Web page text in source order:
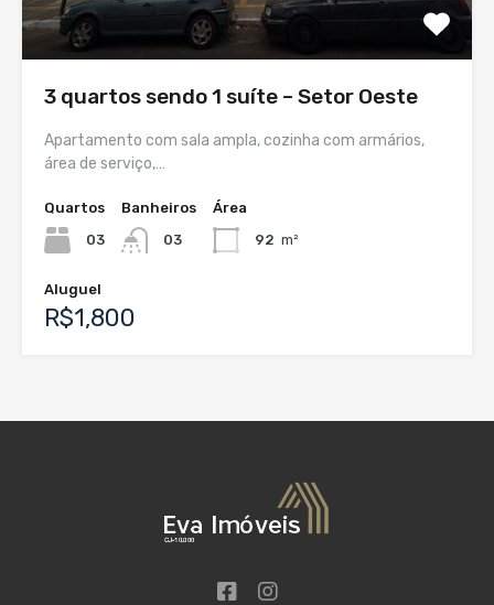
3 quartos sendo 1 suíte – Setor Oeste
Apartamento com sala ampla, cozinha com armários,
área de serviço,…
Quartos
03
Banheiros
03
Área
92 m²
Aluguel
R$1,800